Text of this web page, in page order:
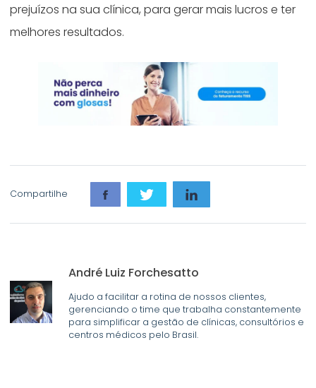
prejuízos na sua clínica, para gerar mais lucros e ter
melhores resultados.
Compartilhe
André Luiz Forchesatto
Ajudo a facilitar a rotina de nossos clientes,
gerenciando o time que trabalha constantemente
para simplificar a gestão de clínicas, consultórios e
centros médicos pelo Brasil.